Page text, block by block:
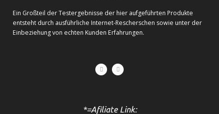
Ein Großteil der Testergebnisse der hier aufgeführten Produkte
entsteht durch ausführliche Internet-Rescherschen sowie unter der
Einbeziehung von echten Kunden Erfahrungen.
*=Afiliate Link: